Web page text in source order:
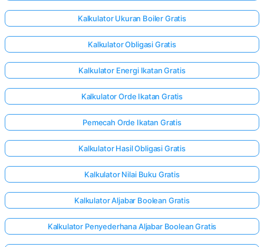
Kalkulator Ukuran Boiler Gratis
Kalkulator Obligasi Gratis
Kalkulator Energi Ikatan Gratis
Kalkulator Orde Ikatan Gratis
Pemecah Orde Ikatan Gratis
Kalkulator Hasil Obligasi Gratis
Kalkulator Nilai Buku Gratis
Kalkulator Aljabar Boolean Gratis
Kalkulator Penyederhana Aljabar Boolean Gratis